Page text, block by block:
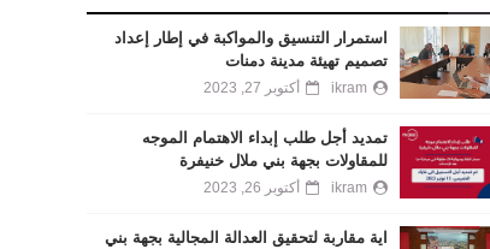
استمرار التنسيق والمواكبة في إطار إعداد
تصميم تهيئة مدينة دمنات
ikram أكتوبر 27, 2023
تمديد أجل طلب إبداء الاهتمام الموجه
للمقاولات بجهة بني ملال خنيفرة
ikram أكتوبر 26, 2023
اية مقاربة لتحقيق العدالة المجالية بجهة بني